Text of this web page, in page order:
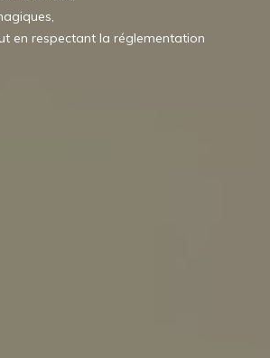
en respectant la réglementation